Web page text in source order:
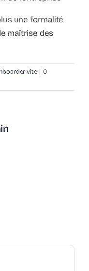
une formalité
maîtrise des
vite | 0